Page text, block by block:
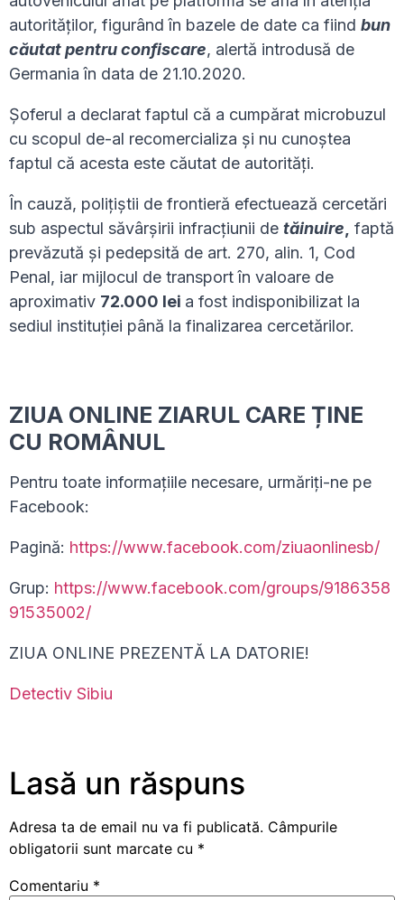
autorităților, figurând în bazele de date ca fiind bun
căutat pentru confiscare, alertă introdusă de
Germania în data de 21.10.2020.
Şoferul a declarat faptul că a cumpărat microbuzul
cu scopul de-al recomercializa şi nu cunoştea
faptul că acesta este căutat de autorităţi.
În cauză, poliţiştii de frontieră efectuează cercetări
sub aspectul săvârşirii infracţiunii de tăinuire faptă
prevăzută și pedepsită de art. 270, alin. 1, Cod
Penal, iar mijlocul de transport în valoare de
aproximativ 72.000 lei a fost indisponibilizat la
sediul instituţiei până la finalizarea cercetărilor.
ZIUA ONLINE ZIARUL CARE ȚINE
CU ROMÂNUL
Pentru toate informațiile necesare, urmăriți-ne pe
Facebook:
Pagină: https://www.facebook.com/ziuaonlinesb/
Grup: https://www.facebook.com/groups/9186358
91535002/
ZIUA ONLINE PREZENTĂ LA DATORIE!
Detectiv Sibiu
Lasă un răspuns
Adresa ta de email nu va fi publicată. Câmpurile
obligatorii sunt marcate cu *
Comentariu *